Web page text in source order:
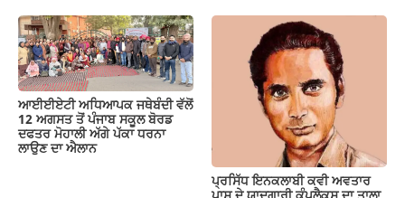
ਆਈਈਏਟੀ ਅਧਿਆਪਕ ਜਥੇਬੰਦੀ ਵੱਲੋਂ
12 ਅਗਸਤ ਤੋਂ ਪੰਜਾਬ ਸਕੂਲ ਬੋਰਡ
ਦਫਤਰ ਮੋਹਾਲੀ ਅੱਗੇ ਪੱਕਾ ਧਰਨਾ
ਲਾਉਣ ਦਾ ਐਲਾਨ
ਪ੍ਰਸਿੱਧ ਇਨਕਲਾਬੀ ਕਵੀ ਅਵਤਾਰ